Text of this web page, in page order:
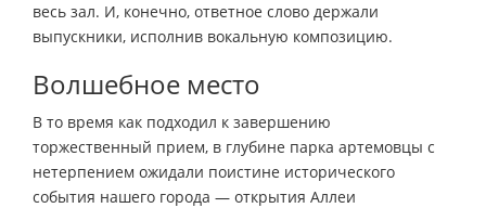
весь зал. И, конечно, ответное слово держали
выпускники, исполнив вокальную композицию.
Волшебное место
В то время как подходил к завершению
торжественный прием, в глубине парка артемовцы с
нетерпением ожидали поистине исторического
события нашего города — открытия Аллеи